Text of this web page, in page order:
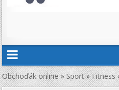
Obchoďák online»Sport»Fitness